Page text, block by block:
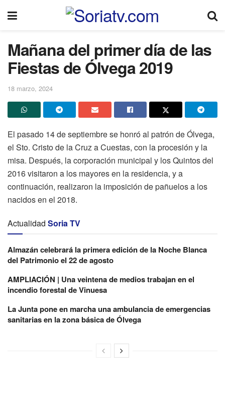
Mañana del primer día de las
Fiestas de Ólvega 2019
18 marzo, 2024
El pasado 14 de septiembre se honró al patrón de Ólvega,
el Sto. Cristo de la Cruz a Cuestas, con la procesión y la
misa. Después, la corporación municipal y los Quintos del
2016 visitaron a los mayores en la residencia, y a
continuación, realizaron la imposición de pañuelos a los
nacidos en el 2018.
Actualidad Soria TV
Almazán celebrará la primera edición de la Noche Blanca
del Patrimonio el 22 de agosto
AMPLIACIÓN | Una veintena de medios trabajan en el
incendio forestal de Vinuesa
La Junta pone en marcha una ambulancia de emergencias
sanitarias en la zona básica de Ólvega